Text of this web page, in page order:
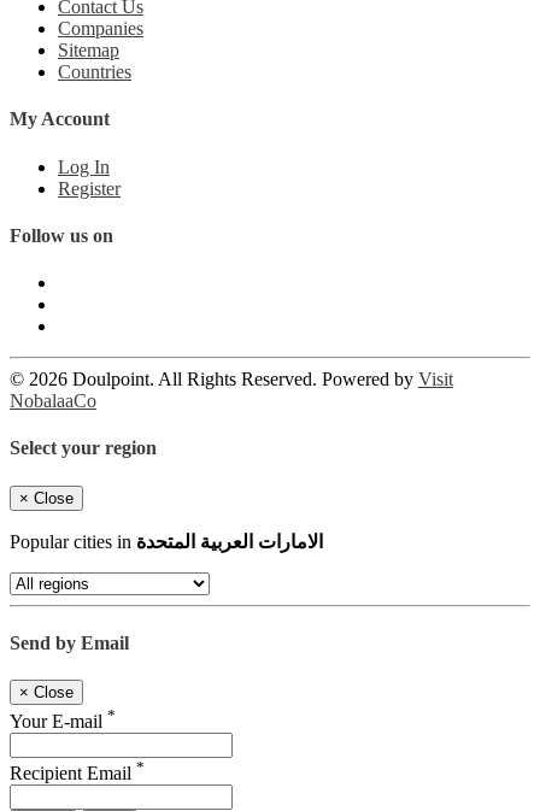
Contact Us
Companies
Sitemap
Countries
My Account
Log In
Register
Follow us on
© 2026 Doulpoint. All Rights Reserved. Powered by Visit
NobalaaCo
Select your region
× Close
Popular cities in الامارات العربية المتحدة
Send by Email
× Close
Your E-mail *
Recipient Email *